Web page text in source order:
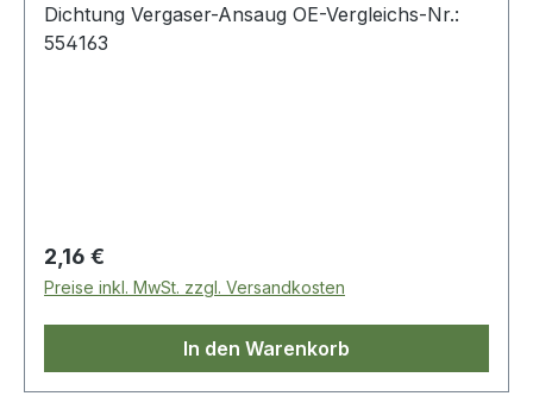
Dichtung Vergaser-Ansaug OE-Vergleichs-Nr.:
554163
Regulärer Preis:
2,16 €
Preise inkl. MwSt. zzgl. Versandkosten
In den Warenkorb